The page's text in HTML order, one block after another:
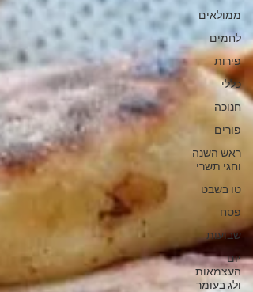
ממולאים
לחמים
פירות
כללי
חנוכה
פורים
ראש השנה
וחגי תשרי
טו בשבט
פסח
שבועות
יום
העצמאות
ולג בעומר